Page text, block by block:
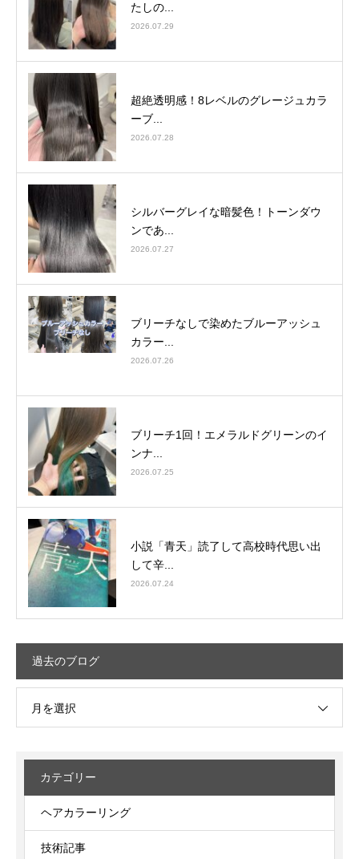
たしの...
2026.07.29
超絶透明感！8レベルのグレージュカラ
ーブ...
2026.07.28
シルバーグレイな暗髪色！トーンダウ
ンであ...
2026.07.27
ブリーチなしで染めたブルーアッシュ
カラー...
2026.07.26
ブリーチ1回！エメラルドグリーンのイ
ンナ...
2026.07.25
小説「青天」読了して高校時代思い出
して辛...
2026.07.24
過去のブログ
月を選択
カテゴリー
ヘアカラーリング
技術記事